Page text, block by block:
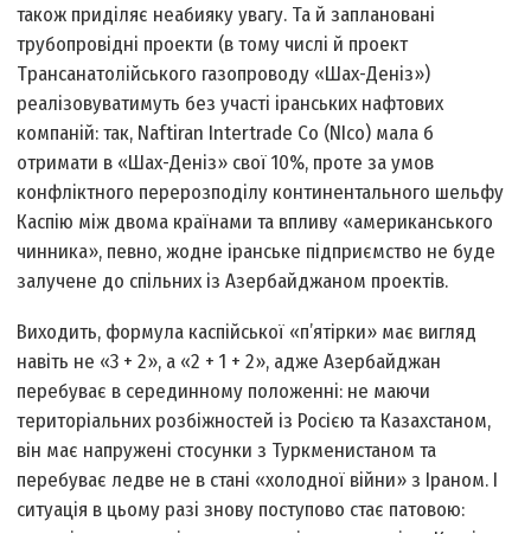
також приділяє неабияку увагу. Та й заплановані
трубопровідні проекти (в тому числі й проект
Трансанатолійського газопроводу «Шах-Деніз»)
реалізовуватимуть без участі іранських нафтових
компаній: так, Naftiran Intertrade Co (NIco) мала б
отримати в «Шах-Деніз» свої 10%, проте за умов
конфліктного перерозподілу континентального шельфу
Каспію між двома країнами та впливу «американського
чинника», певно, жодне іранське підприємство не буде
залучене до спільних із Азербайджаном проектів.
Виходить, формула каспійської «п’ятірки» має вигляд
навіть не «3 + 2», а «2 + 1 + 2», адже Азербайджан
перебуває в серединному положенні: не маючи
територіальних розбіжностей із Росією та Казахстаном,
він має напружені стосунки з Туркменистаном та
перебуває ледве не в стані «холодної війни» з Іраном. І
ситуація в цьому разі знову поступово стає патовою: